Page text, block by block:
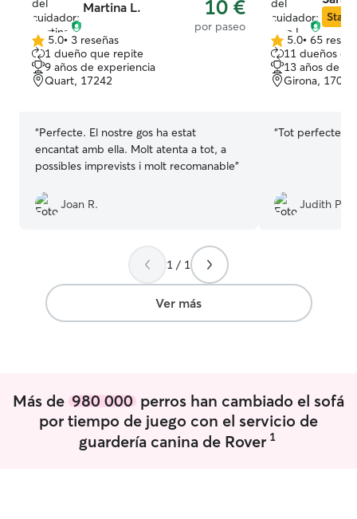
Martina L. 10 €
por paseo
5.0
de
5
estrellas
5.0• 3 reseñas
1 dueño que repite
9 años de experiencia
Quart, 17242
“Perfecte. El nostre gos ha estat
encantat amb ella. Molt atenta a tot, a
possibles imprevists i molt recomanable”
Joan R.
Star
5.0
de
5
estrellas
5.0• 65
11 dueños
13 años de
Girona, 17006
“Tot perfecte i
Judith P.
1 / 1
Ver más
Más de 980 000 perros han cambiado el sofá
por tiempo de juego con el servicio de
guardería canina de Rover 1